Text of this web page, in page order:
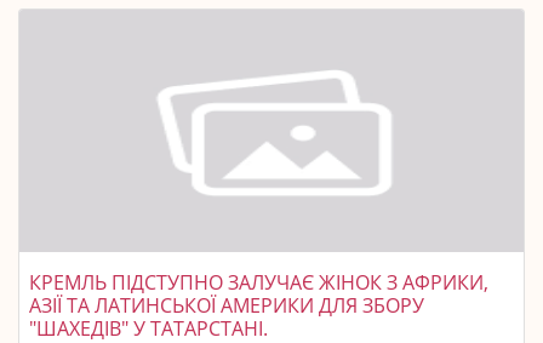
КРЕМЛЬ ПІДСТУПНО ЗАЛУЧАЄ ЖІНОК З АФРИКИ,
АЗІЇ ТА ЛАТИНСЬКОЇ АМЕРИКИ ДЛЯ ЗБОРУ
"ШАХЕДІВ" У ТАТАРСТАНІ.